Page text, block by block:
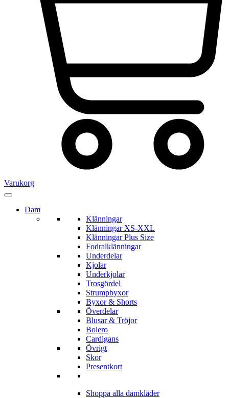
Varukorg
Dam
Klänningar
Klänningar XS-XXL
Klänningar Plus Size
Fodralklänningar
Underdelar
Kjolar
Underkjolar
Trosgördel
Strumpbyxor
Byxor & Shorts
Överdelar
Blusar & Tröjor
Bolero
Cardigans
Övrigt
Skor
Presentkort
Shoppa alla damkläder